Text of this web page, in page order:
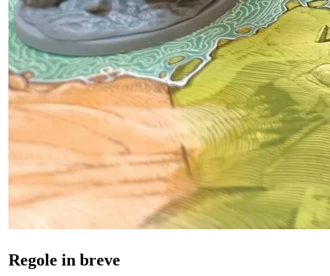
Regole in breve